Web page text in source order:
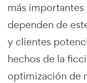
más importantes
dependen de
y clientes
hechos de la
optimización de